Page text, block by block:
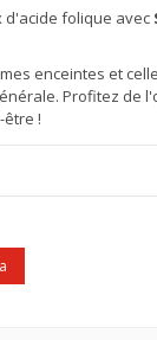
d'acide folique avec
enceintes et
Profitez de
!